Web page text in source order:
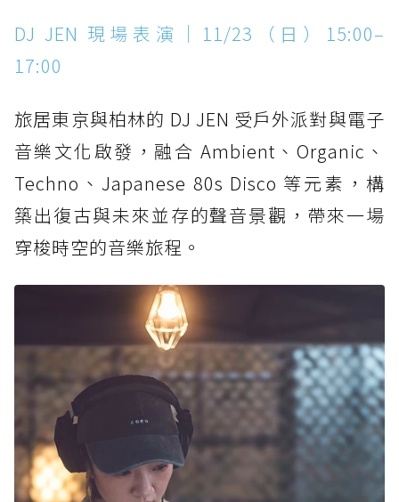
DJ JEN 現場表演｜11/23（日）15:00–
17:00
旅居東京與柏林的 DJ JEN 受戶外派對與電子
音樂文化啟發，融合 Ambient、Organic、
Techno、Japanese 80s Disco 等元素，構
築出復古與未來並存的聲音景觀，帶來一場
穿梭時空的音樂旅程。